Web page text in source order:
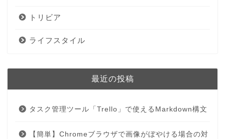
トリビア
ライフスタイル
最近の投稿
タスク管理ツール「Trello」で使えるMarkdown構文
【簡単】Chromeブラウザで画像がぼやける場合の対